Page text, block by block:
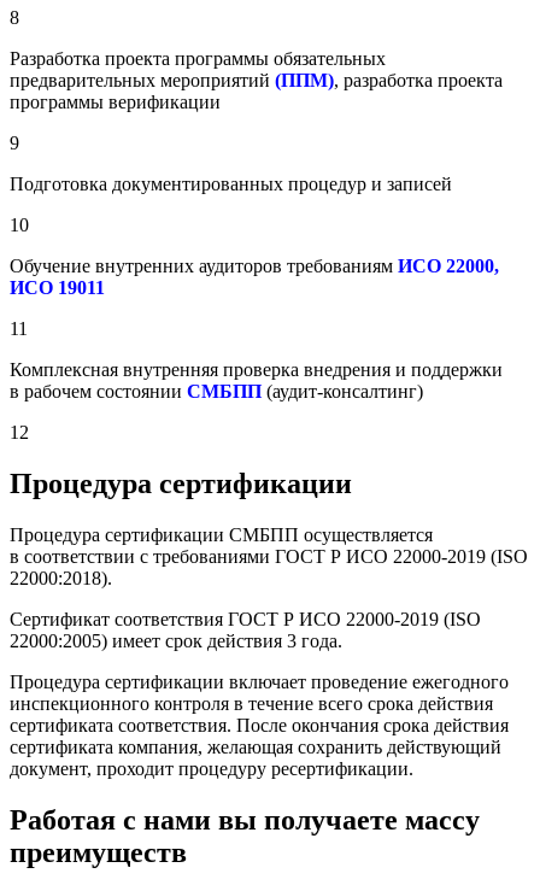
8
Разработка проекта программы обязательных
предварительных мероприятий (ППМ), разработка проекта
программы верификации
9
Подготовка документированных процедур и записей
10
Обучение внутренних аудиторов требованиям ИСО 22000,
ИСО 19011
11
Комплексная внутренняя проверка внедрения и поддержки
в рабочем состоянии СМБПП (аудит-консалтинг)
12
Процедура сертификации
Процедура сертификации СМБПП осуществляется
в соответствии с требованиями ГОСТ Р ИСО 22000-2019 (ISO
22000:2018).
Сертификат соответствия ГОСТ Р ИСО 22000-2019 (ISO
22000:2005) имеет срок действия 3 года.
Процедура сертификации включает проведение ежегодного
инспекционного контроля в течение всего срока действия
сертификата соответствия. После окончания срока действия
сертификата компания, желающая сохранить действующий
документ, проходит процедуру ресертификации.
Работая с нами вы получаете массу
преимуществ